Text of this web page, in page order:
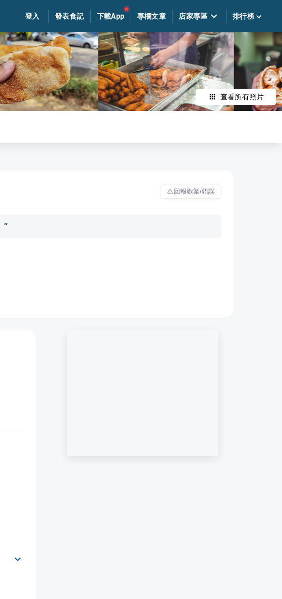
登入 發表食記 下載App 專欄文章 店家專區 排行榜
查看所有照片
回報歇業/錯誤